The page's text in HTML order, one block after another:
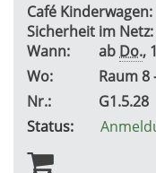
Café
Sicherheit im
Wann:
ab Do.,
Wo:
Raum 8
Nr.:
G1.5.28
Status: